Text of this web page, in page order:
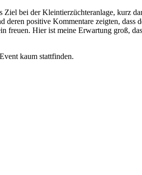
bei der Kleintierzüchteranlage, kurz
positive Kommentare zeigten,
Hier ist meine Erwartung groß,
kaum stattfinden.